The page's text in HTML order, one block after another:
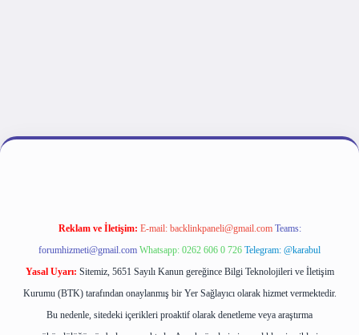
giriş
Reklam ve İletişim: E-mail: backlinkpaneli@gmail.com Teams:
forumhizmeti@gmail.com Whatsapp: 0262 606 0 726 Telegram: @karabul
Yasal Uyarı: Sitemiz, 5651 Sayılı Kanun gereğince Bilgi Teknolojileri ve İletişim
Kurumu (BTK) tarafından onaylanmış bir Yer Sağlayıcı olarak hizmet vermektedir.
Bu nedenle, sitedeki içerikleri proaktif olarak denetleme veya araştırma